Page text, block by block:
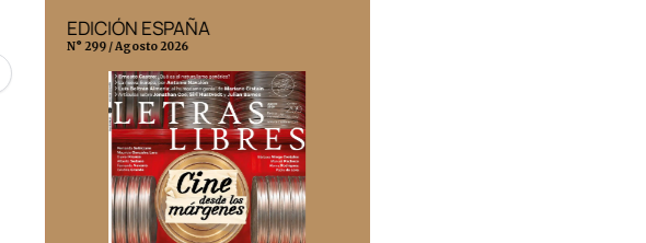
EDICIÓN ESPAÑA
N° 299 / Agosto 2026